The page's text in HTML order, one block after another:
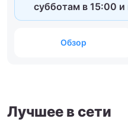
субботам в 15:00
Обзор
Лучшее в сети